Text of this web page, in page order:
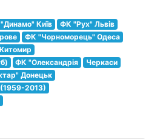
Київ
ФК "Рух" Львів
ФК "Чорноморець" Одеса
ФК "Олександрія
Черкаси
Донецьк
2013)